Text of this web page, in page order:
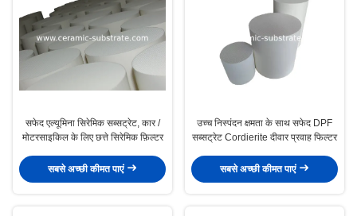
सफेद एल्यूमिना सिरेमिक सब्सट्रेट, कार /
मोटरसाइकिल के लिए छत्ते सिरेमिक फ़िल्टर
सबसे अच्छी कीमत पाएं
उच्च निस्पंदन क्षमता के साथ सफेद DPF
सब्सट्रेट Cordierite दीवार प्रवाह फिल्टर
सबसे अच्छी कीमत पाएं